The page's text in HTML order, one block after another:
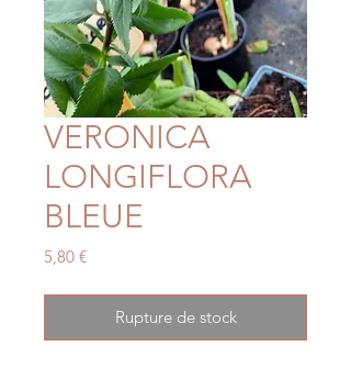
VERONICA
LONGIFLORA
BLEUE
5,80 €Prix
Rupture de stock